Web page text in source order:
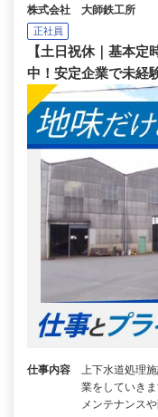
株式会社 大師鉄工所
正社員
【土日祝休｜基本
中！安定企業で未経
仕事内容
上下水道処理
業をしていき
メンテナンス